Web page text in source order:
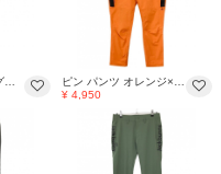
アディダス パンツ グレー シンプル バックロゴ メンズ 85 ゴルフウェア adidas
ピン パンツ オレンジ×黒 CORDURA ウエスト一部ゴム ストレッチ メンズ LL ゴルフウェア 2024年モデル PING
¥ 4,950